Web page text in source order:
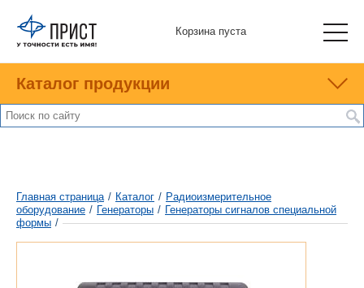
Корзина пуста
Каталог продукции
Главная страница / Каталог / Радиоизмерительное
оборудование / Генераторы / Генераторы сигналов специальной
формы /